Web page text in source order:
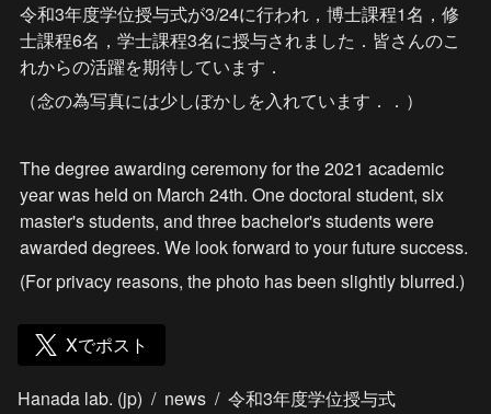
令和3年度学位授与式が3/24に行われ，博士課程1名，修
士課程6名，学士課程3名に授与されました． 皆さんのこ
れからの活躍を期待しています．
（念の為写真には少しぼかしを入れています．．）
The degree awarding ceremony for the 2021 academic
year was held on March 24th. One doctoral student, six
master's students, and three bachelor's students were
awarded degrees. We look forward to your future success.
(For privacy reasons, the photo has been slightly blurred.)
Xでポスト
Hanada lab. (jp) / news / 令和3年度学位授与式